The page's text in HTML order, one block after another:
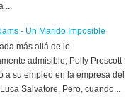
- Un Marido Imposible
más allá de lo
admisible, Polly Prescott
a su empleo en la empresa del
Salvatore. Pero, cuando...